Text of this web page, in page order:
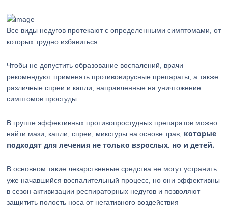
Все виды недугов протекают с определенными симптомами, от
которых трудно избавиться.
Чтобы не допустить образование воспалений, врачи
рекомендуют применять противовирусные препараты, а также
различные спреи и капли, направленные на уничтожение
симптомов простуды.
В группе эффективных противопростудных препаратов можно
найти мази, капли, спреи, микстуры на основе трав, которые
подходят для лечения не только взрослых, но и детей.
В основном такие лекарственные средства не могут устранить
уже начавшийся воспалительный процесс, но они эффективны
в сезон активизации респираторных недугов и позволяют
защитить полость носа от негативного воздействия